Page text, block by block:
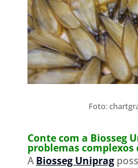
Foto:
Conte com a Biosseg
problemas complexos
ABiosseg Uniprag